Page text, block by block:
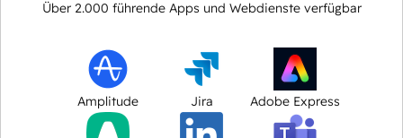
Über 2.000 führende Apps und Webdienste verfügbar
Amplitude Jira Adobe Express